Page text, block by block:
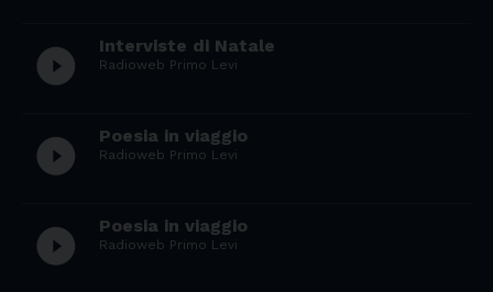
play_circle_filled Interviste di Natale
Radioweb Primo Levi
play_circle_filled Poesia in viaggio
Radioweb Primo Levi
play_circle_filled Poesia in viaggio
Radioweb Primo Levi